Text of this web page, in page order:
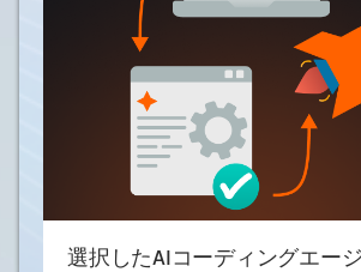
選択したAIコーディングエー